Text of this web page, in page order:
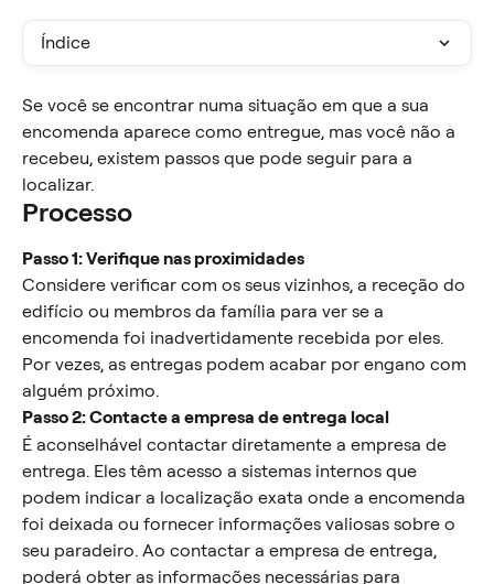
Índice
Se você se encontrar numa situação em que a sua
encomenda aparece como entregue, mas você não a
recebeu, existem passos que pode seguir para a
localizar.
Processo
Passo 1: Verifique nas proximidades
Considere verificar com os seus vizinhos, a receção do
edifício ou membros da família para ver se a
encomenda foi inadvertidamente recebida por eles.
Por vezes, as entregas podem acabar por engano com
alguém próximo.
Passo 2: Contacte a empresa de entrega local
É aconselhável contactar diretamente a empresa de
entrega. Eles têm acesso a sistemas internos que
podem indicar a localização exata onde a encomenda
foi deixada ou fornecer informações valiosas sobre o
seu paradeiro. Ao contactar a empresa de entrega,
poderá obter as informações necessárias para